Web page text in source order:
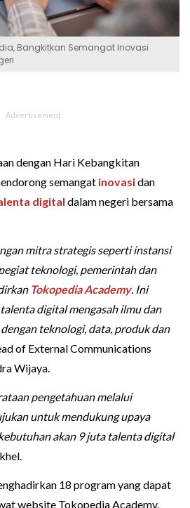
Bangkitkan Semangat Inovasi
dengan Hari Kebangkitan
semangat inovasidan
digital dalam negeri bersama
mitra strategis seperti instansi
teknologi, pemerintah dan
Tokopedia Academy. Ini
digital mengasah ilmu dan
teknologi, data, produk dan
of External Communications
Wijaya.
pengetahuan melalui
untuk mendukung upaya
akan 9 juta talenta digital
18 program yang dapat
website Tokopedia Academy.